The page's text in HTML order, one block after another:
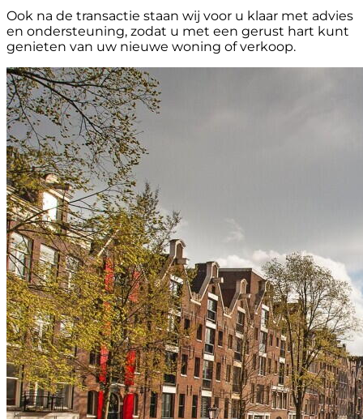
Ook na de transactie staan wij voor u klaar met advies
en ondersteuning, zodat u met een gerust hart kunt
genieten van uw nieuwe woning of verkoop.